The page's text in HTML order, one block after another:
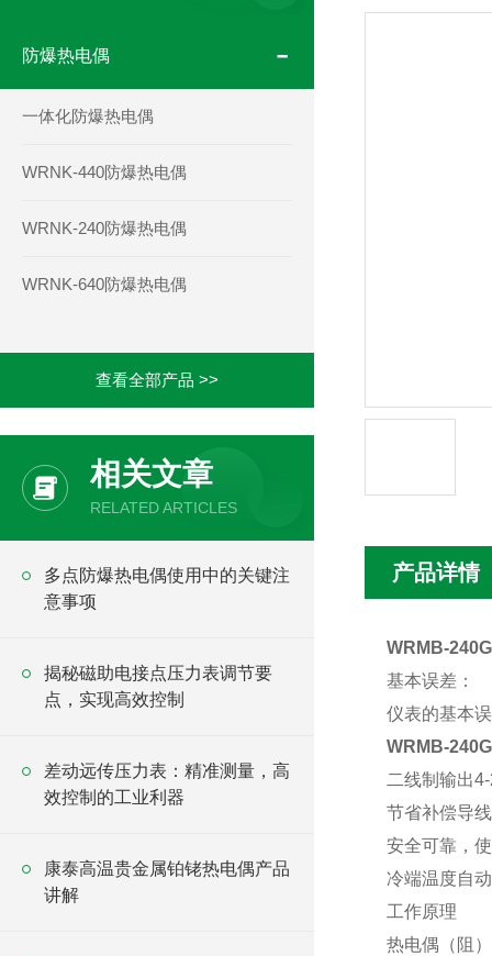
防爆热电偶
一体化防爆热电偶
WRNK-440防爆热电偶
WRNK-240防爆热电偶
WRNK-640防爆热电偶
查看全部产品 >>
相关文章
RELATED ARTICLES
多点防爆热电偶使用中的关键注
意事项
揭秘磁助电接点压力表调节要
点，实现高效控制
差动远传压力表：精准测量，高
效控制的工业利器
康泰高温贵金属铂铑热电偶产品
讲解
产品详情
WRMB-
基本误差：
仪表的基本
WRMB-
二线制输出
节省补偿导
安全可靠，
冷端温度自
工作原理
热电偶（阻